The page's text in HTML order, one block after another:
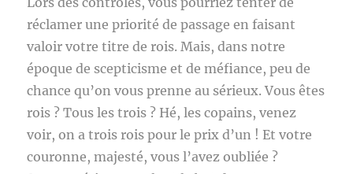
réclamer une priorité de passage en faisant
valoir votre titre de rois. Mais, dans notre
époque de scepticisme et de méfiance, peu de
chance qu’on vous prenne au sérieux. Vous êtes
rois ? Tous les trois ? Hé, les copains, venez
voir, on a trois rois pour le prix d’un ! Et votre
couronne, majesté, vous l’avez oubliée ?